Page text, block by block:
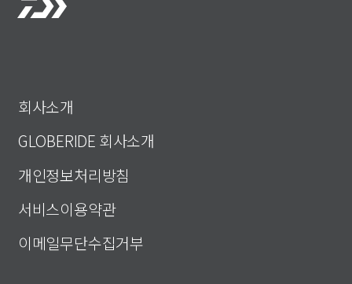
회사소개
GLOBERIDE 회사소개
개인정보처리방침
서비스이용약관
이메일무단수집거부